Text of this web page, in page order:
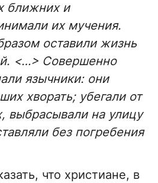
ближних и
их мучения.
оставили жизнь
<…> Совершенно
язычники: они
хворать; убегали от
выбрасывали на улицу
без погребения
что христиане, в